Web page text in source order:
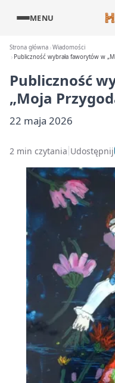
MENU
Strona główna Wiadomości
Publiczność wybrała faworytów w
Publiczność
„Moja
22 maja 2026
2 min czytania Udostępnij